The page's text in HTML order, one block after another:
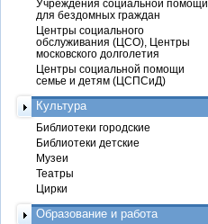
Учреждения социальной помощи
для бездомных граждан
Центры социального
обслуживания (ЦСО), Центры
московского долголетия
Центры социальной помощи
семье и детям (ЦСПСиД)
Культура
Библиотеки городские
Библиотеки детские
Музеи
Театры
Цирки
Образование и работа